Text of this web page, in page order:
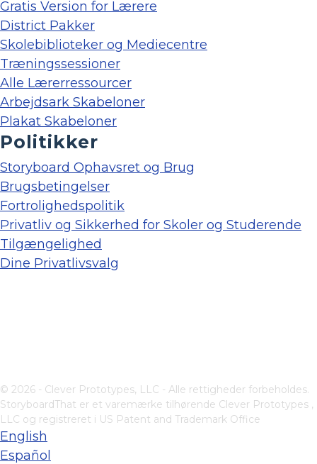
Gratis Version for Lærere
District Pakker
Skolebiblioteker og Mediecentre
Træningssessioner
Alle Lærerressourcer
Arbejdsark Skabeloner
Plakat Skabeloner
Politikker
Storyboard Ophavsret og Brug
Brugsbetingelser
Fortrolighedspolitik
Privatliv og Sikkerhed for Skoler og Studerende
Tilgængelighed
Dine Privatlivsvalg
© 2026 - Clever Prototypes, LLC - Alle rettigheder forbeholdes.
StoryboardThat er et varemærke tilhørende Clever Prototypes ,
LLC og registreret i US Patent and Trademark Office
English
Español